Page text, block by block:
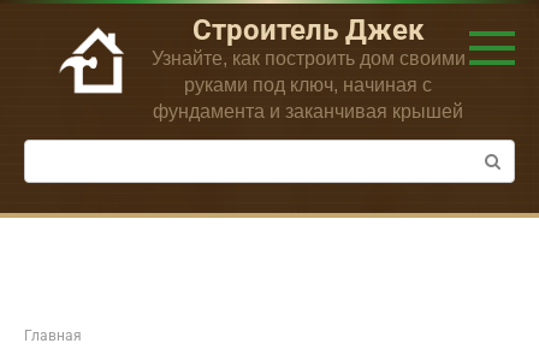
Перейти
контенту
Строитель Джек
Узнайте, как построить дом своими
руками под ключ, начиная с
фундамента и заканчивая крышей
Поиск:
Главная